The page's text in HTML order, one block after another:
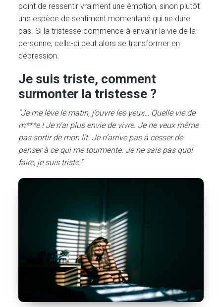
point de ressentir vraiment une émotion, sinon plutôt
une espèce de sentiment momentané qui ne dure
pas. Si la tristesse commence à envahir la vie de la
personne, celle-ci peut alors se transformer en
dépression.
Je suis triste, comment
surmonter la tristesse ?
“Je me lève le matin, j’ouvre les yeux… Quelle vie de
m***e ! Je n’ai plus envie de vivre. Je ne veux même
pas sortir de mon lit. Je n’arrive pas à cesser de
penser à ce qui me tourmente. Je ne sais pas quoi
faire, je suis triste.”